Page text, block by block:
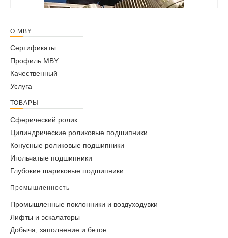
Коробка передач и редукторы
О MBY
Сертификаты
Профиль MBY
Качественный
Услуга
ТОВАРЫ
Сферический ролик
Цилиндрические роликовые подшипники
Конусные роликовые подшипники
Игольчатые подшипники
Глубокие шариковые подшипники
Промышленность
Промышленные поклонники и воздуходувки
Лифты и эскалаторы
Добыча, заполнение и бетон